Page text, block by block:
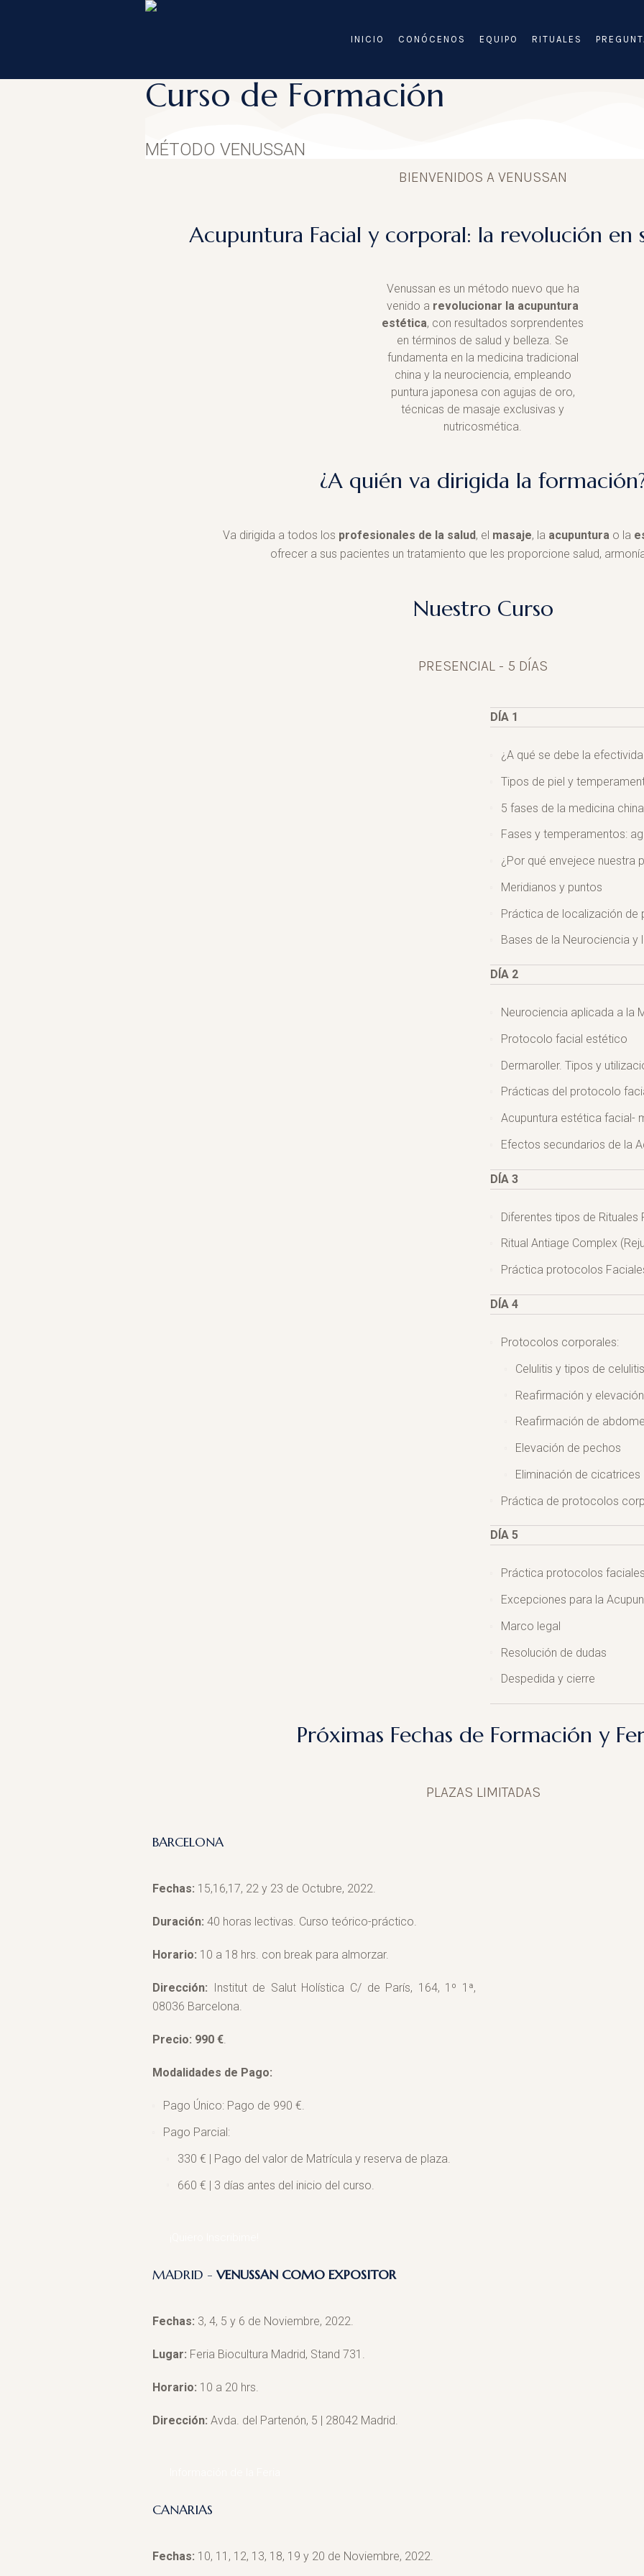
INICIO CONÓCENOS EQUIPO RITUALES
Curso de Formación
MÉTODO VENUSSAN
BIENVENIDOS A VENUSSAN
Acupuntura Facial y corporal: la revolución en
Venussan es un método nuevo que ha
venido a revolucionar la acupuntura
estética, con resultados sorprendentes
en términos de salud y belleza. Se
fundamenta en la medicina tradicional
china y la neurociencia, empleando
puntura japonesa con agujas de oro,
técnicas de masaje exclusivas y
nutricosmética.
¿A quién va dirigida la
Va dirigida a todos los profesionales de la salud, el masaje, la acupuntura o la
ofrecer a sus pacientes un tratamiento que les proporcione salud,
Nuestro Curso
PRESENCIAL - 5 DÍAS
DÍA 1
¿A qué se debe la
Tipos de piel y
5 fases de la medicina china
Fases y temperamentos:
¿Por qué envejece nuestra
Meridianos y puntos
Práctica de localización de
Bases de la Neurociencia
DÍA 2
Neurociencia aplicada a la
Protocolo facial estético
Dermaroller. Tipos y
Prácticas del protocolo
Acupuntura estética facial-
Efectos secundarios de la
DÍA 3
Diferentes tipos de
Ritual Antiage Complex
Práctica protocolos
DÍA 4
Protocolos corporales:
Celulitis y tipos de celulitis
Reafirmación y
Reafirmación de
Elevación de pechos
Eliminación de cicatrices
Práctica de protocolos
DÍA 5
Práctica protocolos
Excepciones para la
Marco legal
Resolución de dudas
Despedida y cierre
Próximas Fechas de Formación y
PLAZAS LIMITADAS
BARCELONA
Fechas: 15,16,17, 22 y 23 de Octubre, 2022.
Duración: 40 horas lectivas. Curso teórico-práctico.
Horario: 10 a 18 hrs. con break para almorzar.
Dirección: Institut de Salut Holística C/ de París, 164, 1º 1ª,
08036 Barcelona.
Precio: 990 €.
Modalidades de Pago:
Pago Único: Pago de 990 €.
Pago Parcial:
330 € | Pago del valor de Matrícula y reserva de plaza.
660 € | 3 días antes del inicio del curso.
MADRID - VENUSSAN COMO EXPOSITOR
Fechas: 3, 4, 5 y 6 de Noviembre, 2022.
Lugar: Feria Biocultura Madrid, Stand 731.
Horario: 10 a 20 hrs.
Dirección: Avda. del Partenón, 5 | 28042 Madrid.
CANARIAS
Fechas: 10, 11, 12, 13, 18, 19 y 20 de Noviembre, 2022.